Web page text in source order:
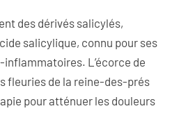
des dérivés salicylés,
salicylique, connu pour ses
L’écorce de
fleuries de la reine-des-prés
pour atténuer les douleurs